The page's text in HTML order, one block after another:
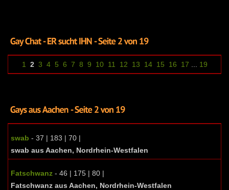
1 2 3 4 5 6 7 8 9 10 11 12 13 14 15 16 17 19
swab - 37 | 183 | 70 |
swab aus Aachen, Nordrhein-Westfalen
Fatschwanz - 46 | 175 | 80 |
Fatschwanz aus Aachen, Nordrhein-Westfalen